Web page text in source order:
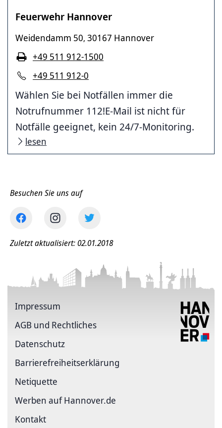
Feuerwehr Hannover
Weidendamm 50, 30167 Hannover
+49 511 912-0
+49 511 912-1500
Wählen Sie bei Notfällen immer die
Notrufnummer 112!E-Mail ist nicht für
Notfälle geeignet, kein 24/7-Monitoring.
lesen
Besuchen Sie uns auf
Zuletzt aktualisiert: 02.01.2018
Impressum
AGB und Rechtliches
Datenschutz
Barriere­freiheits­erklärung
Netiquette
Werben auf Hannover.de
Kontakt